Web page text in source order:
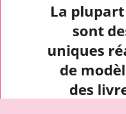
La
sont
uniques
de
des